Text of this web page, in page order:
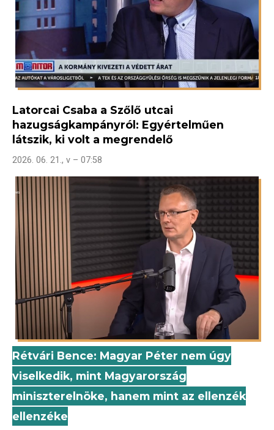
Latorcai Csaba a Szőlő utcai
hazugságkampányról: Egyértelműen
látszik, ki volt a megrendelő
2026. 06. 21., v – 07:58
Rétvári Bence: Magyar Péter nem úgy
viselkedik, mint Magyarország
miniszterelnöke, hanem mint az ellenzék
ellenzéke